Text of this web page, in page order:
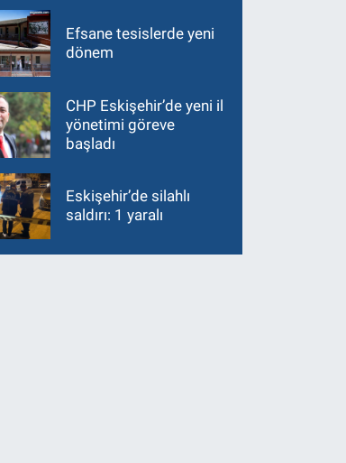
Efsane tesislerde yeni
dönem
CHP Eskişehir’de yeni il
yönetimi göreve
başladı
Eskişehir’de silahlı
saldırı: 1 yaralı